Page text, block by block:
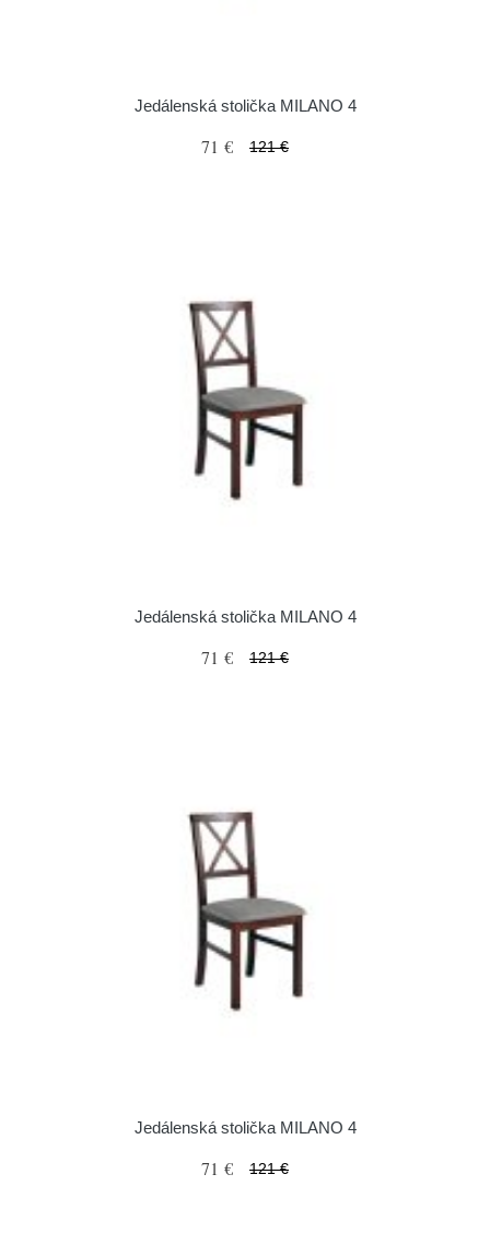
Jedálenská stolička MILANO 4
71 € 121 €
Jedálenská stolička MILANO 4
71 € 121 €
Jedálenská stolička MILANO 4
71 € 121 €